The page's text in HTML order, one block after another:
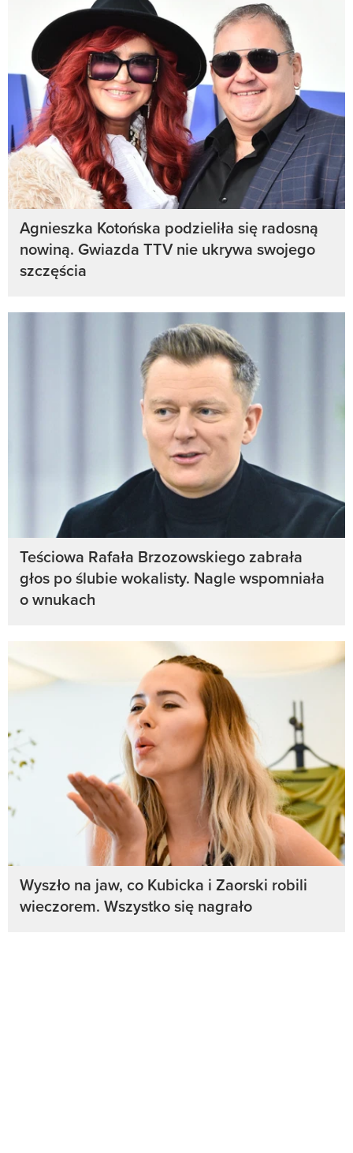
Agnieszka Kotońska podzieliła się radosną
nowiną. Gwiazda TTV nie ukrywa swojego
szczęścia
Teściowa Rafała Brzozowskiego zabrała
głos po ślubie wokalisty. Nagle wspomniała
o wnukach
Wyszło na jaw, co Kubicka i Zaorski robili
wieczorem. Wszystko się nagrało